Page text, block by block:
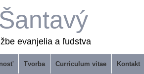
evanjelia a ľudstva
Tvorba Curriculum vitae Kontakt